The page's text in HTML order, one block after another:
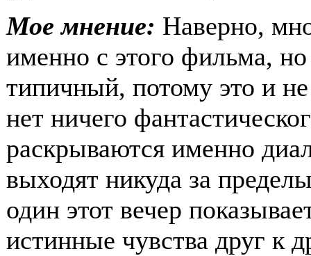
Мое мнение: Наверно,
именно с этого фильма,
типичный, потому это и
нет ничего
раскрываются именно
выходят никуда за
один этот вечер
истинные чувства друг к